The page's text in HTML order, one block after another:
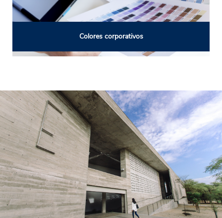
Colores corporativos